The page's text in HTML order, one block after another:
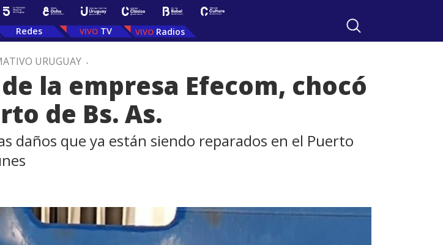
Redes TV Radios
URUGUAY .
la empresa Efecom, chocó
de Bs. As.
daños que ya están siendo reparados en el Puerto